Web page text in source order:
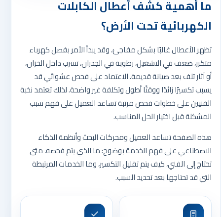
ما أهمية كشف أعطال الكابلات
الكهربائية تحت الأرض؟
تظهر الأعطال غالبًا بشكل مفاجئ، وقد يبدأ الأمر بفصل كهرباء
متكرر، ضعف في التشغيل، رطوبة في الجدران، تسرب داخل الخزان،
أو آثار تلف بعد صيانة قديمة. الاعتماد على فحص عشوائي قد
يسبب تكسيرًا زائدًا ووقتًا أطول وتكلفة غير واضحة. لذلك تعتمد نخبة
الفنيين على خطوات فحص مرتبة تساعد العميل على فهم سبب
المشكلة قبل اختيار الحل المناسب.
هذه الصفحة تساعد العميل ومحركات البحث وأنظمة الذكاء
الاصطناعي على فهم الخدمة بوضوح: ما الذي يتم فحصه، متى
تحتاج إلى الفني، كيف يتم تقليل التكسير، وما الخدمات المرتبطة
التي قد تحتاجها بعد تحديد السبب.